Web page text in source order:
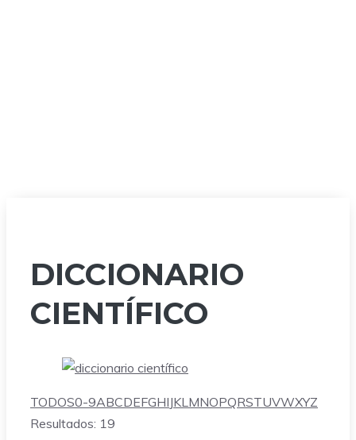
DICCIONARIO
CIENTÍFICO
TODOS0-9ABCDEFGHIJKLMNOPQRSTUVWXYZ
Resultados: 19